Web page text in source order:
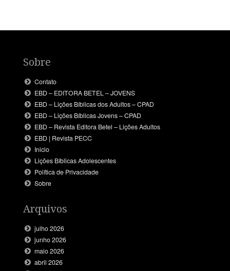
Sobre
Contato
EBD – EDITORA BETEL – JOVENS
EBD – Lições Bíblicas dos Adultos – CPAD
EBD – Lições Bíblicas Jovens – CPAD
EBD – Revista Editora Betel – Lições Adultos
EBD | Revista PECC
Inicio
Lições Bíblicas Adolescentes
Política de Privacidade
Sobre
Arquivos
julho 2026
junho 2026
maio 2026
abril 2026